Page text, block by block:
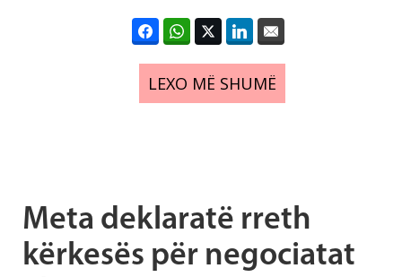
LEXO MË SHUMË
Meta deklaratë rreth
kërkesës për negociatat